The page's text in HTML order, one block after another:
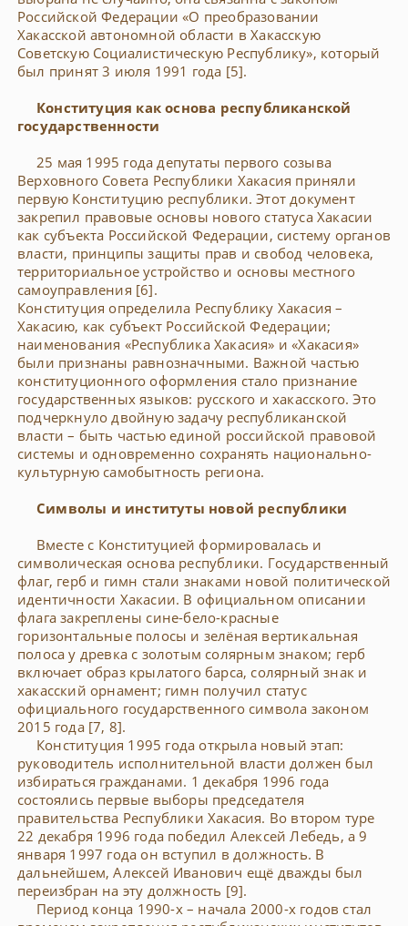
Российской Федерации «О преобразовании
Хакасской автономной области в Хакасскую
Советскую Социалистическую Республику», который
был принят 3 июля 1991 года [5].
Конституция как основа республиканской
государственности
25 мая 1995 года депутаты первого созыва
Верховного Совета Республики Хакасия приняли
первую Конституцию республики. Этот документ
закрепил правовые основы нового статуса Хакасии
как субъекта Российской Федерации, систему органов
власти, принципы защиты прав и свобод человека,
территориальное устройство и основы местного
самоуправления [6].
Конституция определила Республику Хакасия –
Хакасию, как субъект Российской Федерации;
наименования «Республика Хакасия» и «Хакасия»
были признаны равнозначными. Важной частью
конституционного оформления стало признание
государственных языков: русского и хакасского. Это
подчеркнуло двойную задачу республиканской
власти – быть частью единой российской правовой
системы и одновременно сохранять национально-
культурную самобытность региона.
Символы и институты новой республики
Вместе с Конституцией формировалась и
символическая основа республики. Государственный
флаг, герб и гимн стали знаками новой политической
идентичности Хакасии. В официальном описании
флага закреплены сине-бело-красные
горизонтальные полосы и зелёная вертикальная
полоса у древка с золотым солярным знаком; герб
включает образ крылатого барса, солярный знак и
хакасский орнамент; гимн получил статус
официального государственного символа законом
2015 года [7, 8].
Конституция 1995 года открыла новый этап:
руководитель исполнительной власти должен был
избираться гражданами. 1 декабря 1996 года
состоялись первые выборы председателя
правительства Республики Хакасия. Во втором туре
22 декабря 1996 года победил Алексей Лебедь, а 9
января 1997 года он вступил в должность. В
дальнейшем, Алексей Иванович ещё дважды был
переизбран на эту должность [9].
Период конца 1990-х – начала 2000-х годов стал